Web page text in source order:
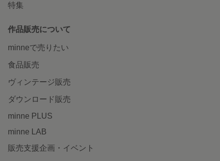
特集
作品販売について
minneで売りたい
食品販売
ヴィンテージ販売
ダウンロード販売
minne PLUS
minne LAB
販売支援企画・イベント